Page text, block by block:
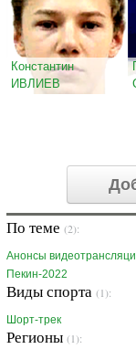
Константин
ИВЛИЕВ
По теме (2):
Анонсы
Пекин-2022
Виды спорта (1):
Шорт-трек
Регионы (1):